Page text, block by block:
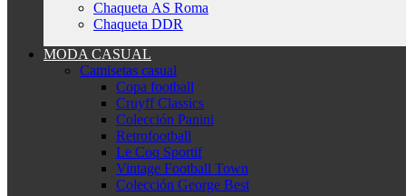
Chaqueta AS Roma
Chaqueta DDR
MODA CASUAL
Camisetas casual
Copa football
Cruyff Classics
Colección Panini
Retrofootball
Le Coq Sportif
Vintage Football Town
Colección George Best